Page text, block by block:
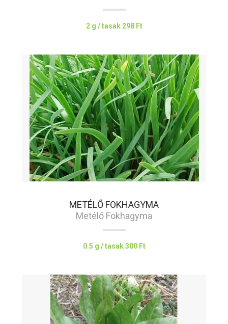
2 g / tasak 298 Ft
METÉLŐ FOKHAGYMA
Metélő Fokhagyma
0.5 g / tasak300 Ft